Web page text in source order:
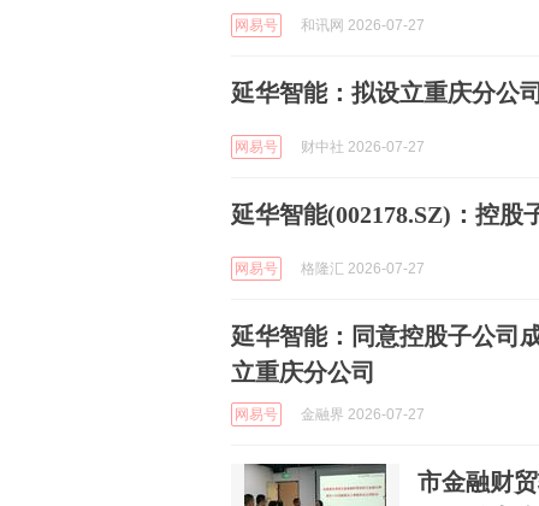
网易号 和讯网 2026-07-27
延华智能：拟设立重庆分公
网易号 财中社 2026-07-27
延华智能(002178.SZ)：控
网易号 格隆汇 2026-07-27
延华智能：同意控股子公司
立重庆分公司
网易号 金融界 2026-07-27
市金融财